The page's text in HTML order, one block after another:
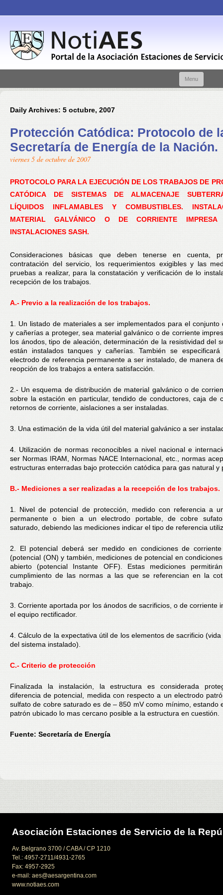
Menu
Daily Archives: 5 octubre, 2007
Protección Catódica: Protocolo de
Secretaría de Energía de la Nación.
viernes 5 de octubre de 2007
PROTOCOLO PARA LA EJECUCIÓN DE LOS TRABAJOS DE
CATÓDICA DE SISTEMAS DE ALMACENAJE
LÍQUIDOS INFLAMABLES Y COMBUSTIBLES.
MATERIAL GALVÁNICO O DE CORRIENTE
INSTALACIONES SASH.
Consideraciones básicas que deben tenerse en cuenta,
contratación del servicio, los requerimientos exigibles y las
pruebas a realizar, para la constatación y verificación de lo
recepción de los trabajos.
A.- Previo a la realización de los trabajos.
1. Un listado de materiales a ser implementados para el conjunto
y cañerías a proteger, sea material galvánico o de corriente
los ánodos, tipo de aleación, determinación de la resistividad del
están instalados tanques y cañerías. También se
electrodo de referencia permanente a ser instalado, de manera
reopción de los trabajos a entera satisfacción.
2.- Un esquema de distribución de material galvánico o de
sobre la estación en particular, tendido de conductores, caja de
retornos de corriente, aislaciones a ser instaladas.
3. Una estimación de la vida útil del material galvánico a ser
4. Utilización de normas reconocibles a nivel nacional e
ser Normas IRAM, Normas NACE Internacional, etc., normas
estructuras enterradas bajo protección catódica para gas natural y
B.- Mediciones a ser realizadas a la recepción de los trabajos.
1. Nivel de potencial de protección, medido con referencia a
permanente o bien a un electrodo portable, de cobre
saturado, debiendo las mediciones indicar el tipo de referencia
2. El potencial deberá ser medido en condiciones de corriente
(potencial (ON) y también, mediciones de potencial en
abierto (potencial Instante OFF). Estas mediciones
cumplimiento de las normas a las que se referencian en la
trabajo.
3. Corriente aportada por los ánodos de sacrificios, o de corriente
el equipo rectificador.
4. Cálculo de la expectativa útil de los elementos de sacrificio
del sistema instalado).
C.- Criterio de protección
Finalizada la instalación, la estructura es considerada
diferencia de potencial, medida con respecto a un electrodo
sulfato de cobre saturado es de – 850 mV como mínimo, estando
patrón ubicado lo mas cercano posible a la estructura en cuestión.
Fuente: Secretaría de Energía
Asociación Estaciones de Servicio de la
Av. Belgrano 3700 / CABA / CP 1210
Tel.: 4957-2711/4931-2765
Fax: 4957-2925
e-mail: aes@aesargentina.com
www.notiaes.com